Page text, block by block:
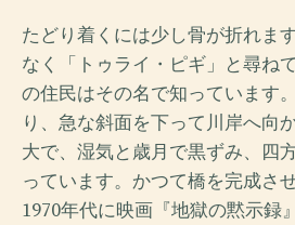
たどり着くには少し骨が折れま
なく「トゥライ・ピギ」と尋ね
の住民はその名で知っています
り、急な斜面を下って川岸へ向
大で、湿気と歳月で黒ずみ、四
っています。かつて橋を完成さ
1970年代に映画『地獄の黙示録